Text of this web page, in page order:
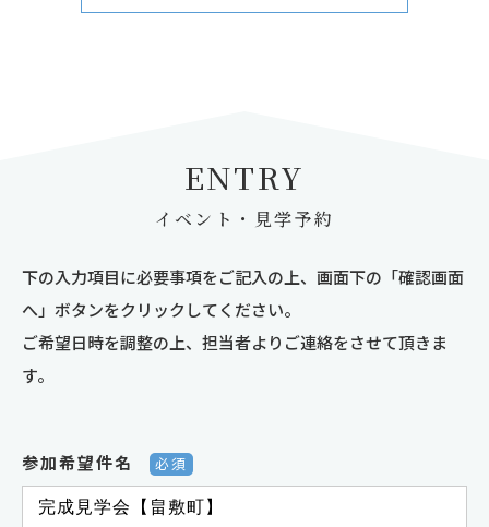
ENTRY
イベント・見学予約
下の入力項目に必要事項をご記入の上、画面下の「確認画面
へ」ボタンをクリックしてください。
ご希望日時を調整の上、担当者よりご連絡をさせて頂きま
す。
参加希望件名 必須